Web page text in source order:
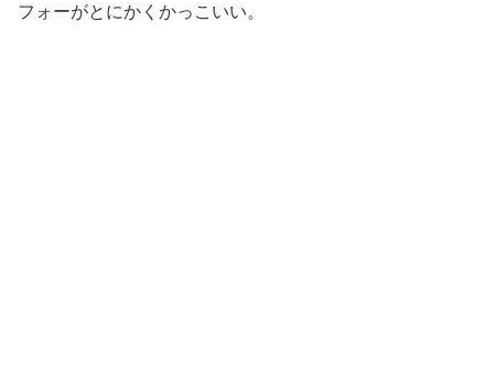
フォーがとにかくかっこいい。